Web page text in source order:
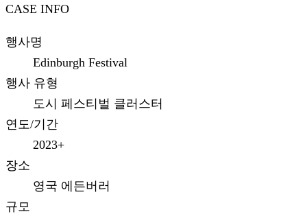
CASE INFO
행사명
Edinburgh Festival
행사 유형
도시 페스티벌 클러스터
연도/기간
2023+
장소
영국 에든버러
규모